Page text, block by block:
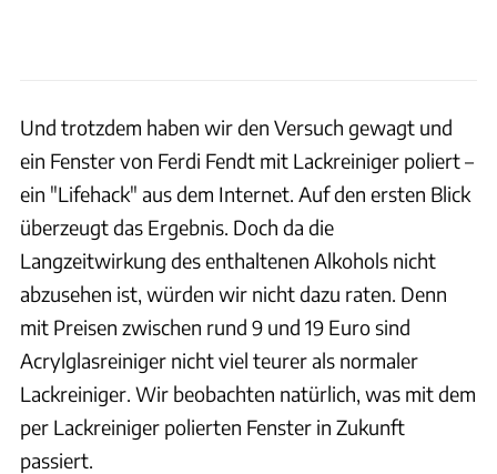
Und trotzdem haben wir den Versuch gewagt und
ein Fenster von Ferdi Fendt mit Lackreiniger poliert –
ein "Lifehack" aus dem Internet. Auf den ersten Blick
überzeugt das Ergebnis. Doch da die
Langzeitwirkung des enthaltenen Alkohols nicht
abzusehen ist, würden wir nicht dazu raten. Denn
mit Preisen zwischen rund 9 und 19 Euro sind
Acrylglasreiniger nicht viel teurer als normaler
Lackreiniger. Wir beobachten natürlich, was mit dem
per Lackreiniger polierten Fenster in Zukunft
passiert.